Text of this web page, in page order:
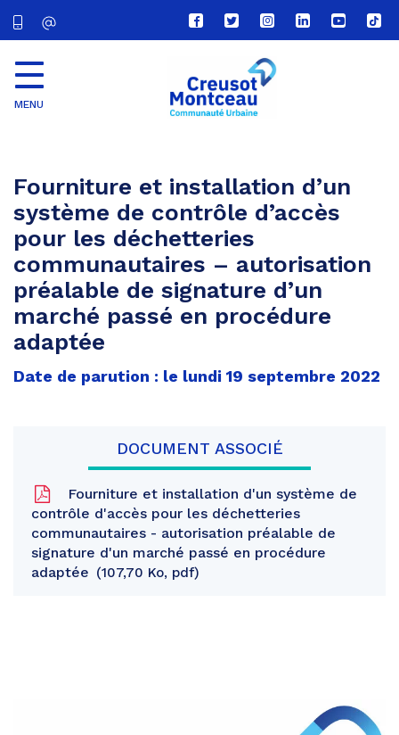
Lien
vers
compte
Facebook
Lien
vers
compte
Twitter
Lien
vers
le
compte
Lien
vers
Lien
vers
Lien
vers
MENU
Fourniture et installation d’un
système de contrôle d’accès
pour les déchetteries
communautaires – autorisation
préalable de signature d’un
marché passé en procédure
adaptée
Date de parution : le lundi 19 septembre 2022
DOCUMENT ASSOCIÉ
Fourniture et installation d'un système de
contrôle d'accès pour les déchetteries
communautaires - autorisation préalable de
signature d'un marché passé en procédure
adaptée
107,70 Ko, pdf